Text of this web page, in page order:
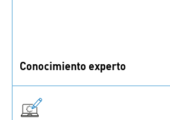
Conocimiento experto
recubrimientos y más.